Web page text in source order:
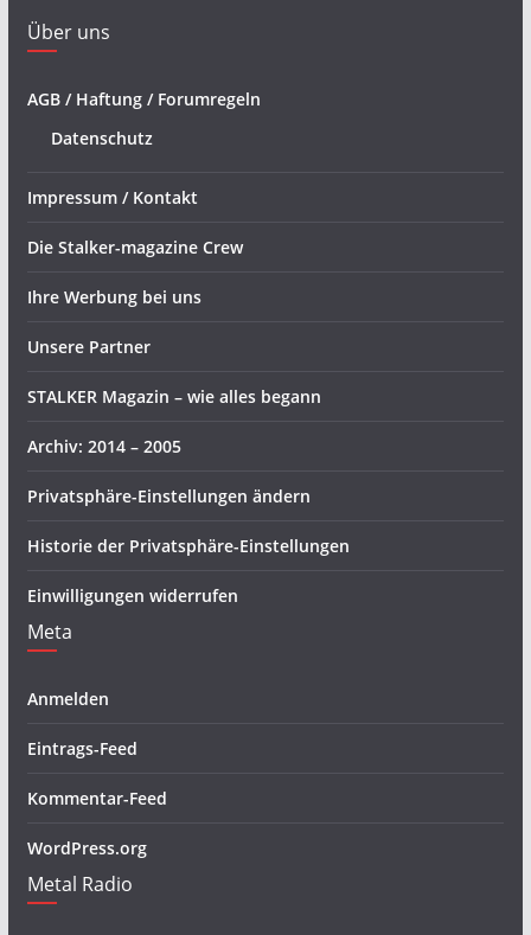
Über uns
AGB / Haftung / Forumregeln
Datenschutz
Impressum / Kontakt
Die Stalker-magazine Crew
Ihre Werbung bei uns
Unsere Partner
STALKER Magazin – wie alles begann
Archiv: 2014 – 2005
Privatsphäre-Einstellungen ändern
Historie der Privatsphäre-Einstellungen
Einwilligungen widerrufen
Meta
Anmelden
Eintrags-Feed
Kommentar-Feed
WordPress.org
Metal Radio